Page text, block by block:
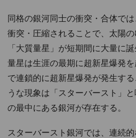
同格の銀河同士の衝突・合体で
衝突・圧縮されることで、太陽
「大質量星」が短期間に大量に
量星は生涯の最期に超新星爆発
で連鎖的に超新星爆発が発生す
うな現象は「スターバースト」
の最中にある銀河が存在する。
スターバースト銀河では、連続